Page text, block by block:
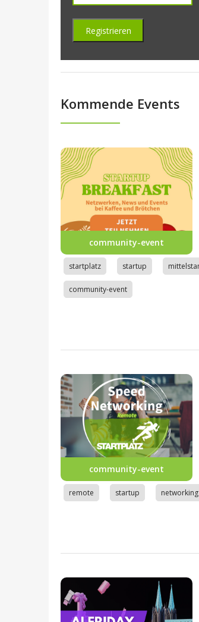
Kommende Events
community-event
startplatz startup
community-event
community-event
remote startup networking